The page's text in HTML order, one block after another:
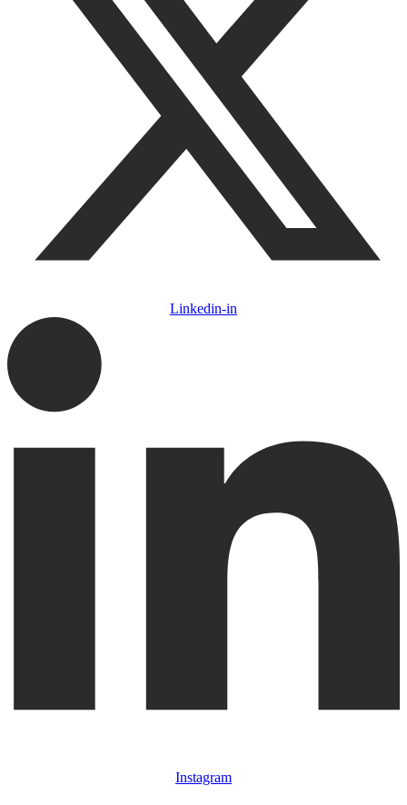
Linkedin-in
Instagram